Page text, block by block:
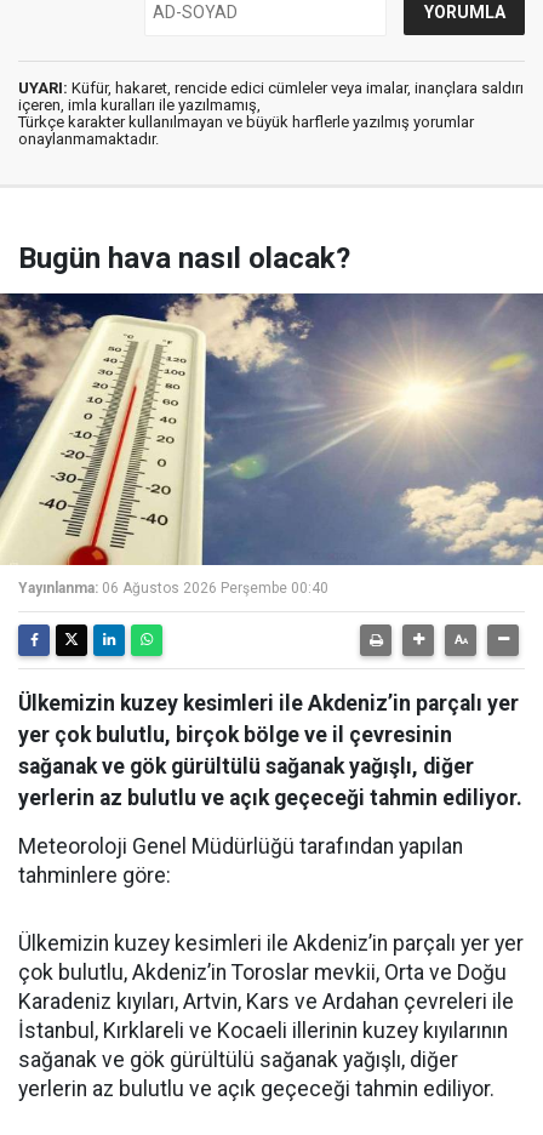
UYARI: Küfür, hakaret, rencide edici cümleler veya imalar, inançlara saldırı
içeren, imla kuralları ile yazılmamış,
Türkçe karakter kullanılmayan ve büyük harflerle yazılmış yorumlar
onaylanmamaktadır.
Bugün hava nasıl olacak?
Yayınlanma: 06 Ağustos 2026 Perşembe 00:40
Ülkemizin kuzey kesimleri ile Akdeniz’in parçalı yer
yer çok bulutlu, birçok bölge ve il çevresinin
sağanak ve gök gürültülü sağanak yağışlı, diğer
yerlerin az bulutlu ve açık geçeceği tahmin ediliyor.
Meteoroloji Genel Müdürlüğü tarafından yapılan
tahminlere göre:
Ülkemizin kuzey kesimleri ile Akdeniz’in parçalı yer yer
çok bulutlu, Akdeniz’in Toroslar mevkii, Orta ve Doğu
Karadeniz kıyıları, Artvin, Kars ve Ardahan çevreleri ile
İstanbul, Kırklareli ve Kocaeli illerinin kuzey kıyılarının
sağanak ve gök gürültülü sağanak yağışlı, diğer
yerlerin az bulutlu ve açık geçeceği tahmin ediliyor.